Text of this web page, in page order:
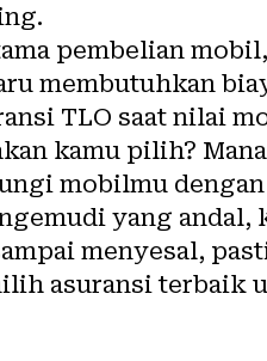
pembelian
membutuhkan
TLO saat nilai
kamu pilih?
mobilmu dengan
yang
menyesal,
asuransi terbaik